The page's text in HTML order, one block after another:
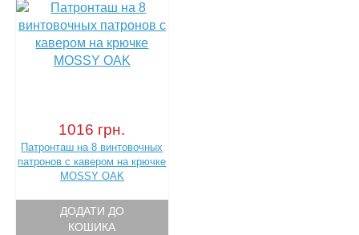
1016 грн.
Патронташ на 8 винтовочных
патронов c кавером на крючке
MOSSY OAK
ДОДАТИ ДО
КОШИКА